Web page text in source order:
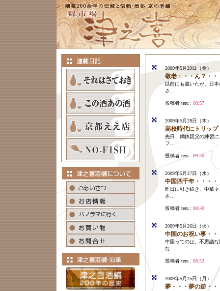
2009年5月29日（金）
敬老・・・ん？・・
以前にも書いたが、日
さ…
投稿者 teru : 08:57
2009年5月28日（木）
高校時代にトリップ
先日、鋼鉄親父の練習
フ…
投稿者 teru :09:50
2009年5月27日（水）
中国四千年・・・・
昨日に引き続き、中華
さ…
投稿者 teru : 08:49
2009年5月26日（火）
中国のお祝い事・・
中国ってのは、不思議
な…
投稿者 teru : 08:52
2009年5月25日（月）
夢・・・夢の跡・・